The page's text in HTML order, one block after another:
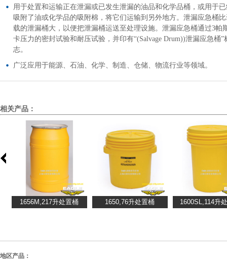
用于处置和运输正在泄漏或已发生泄漏的油品和化学品桶，或用于
吸附了油或化学品的吸附棉，将它们运输到另外地方。泄漏应急桶
载的泄漏桶大，以便把泄漏桶运送至处理设施。泄漏应急桶通过3帕
卡压力的密封试验和耐压试验，并印有“(Salvage Drum))泄漏应急桶”
志。
广泛应用于能源、石油、化学、制造、仓储、物流行业等领域。
相关产品：
地区产品：